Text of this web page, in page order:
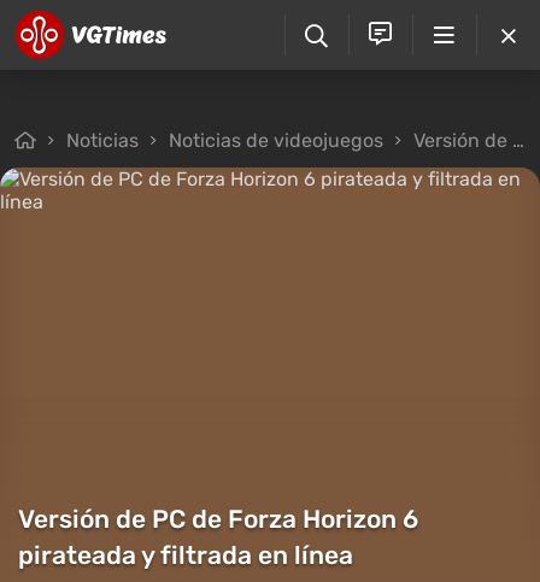
Noticias Noticias de videojuegos Versión de PC de Forza Horizon 6 pirateada y filtrada en línea
Versión de PC de Forza Horizon 6
pirateada y filtrada en línea